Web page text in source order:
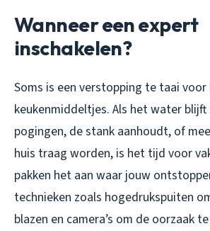
Wanneer een expert
inschakelen?
Soms is een verstopping te taai
keukenmiddeltjes. Als het water
pogingen, de stank aanhoudt, of
huis traag worden, is het tijd voor
pakken het aan waar jouw
technieken zoals hogedrukspuiten
blazen en camera’s om de oorzaak